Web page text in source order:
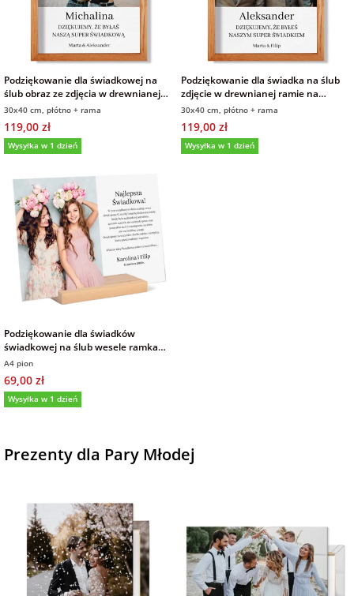
Podziękowanie dla świadkowej na
ślub obraz ze zdjęcia w drewnianej
ramie 30x40 cm
30x40 cm, płótno + rama
119,00 zł
Wysyłka w 1 dzień
Podziękowanie dla świadka na ślub
zdjęcie w drewnianej ramie na
płótnie 30x40 cm
30x40 cm, płótno + rama
119,00 zł
Wysyłka w 1 dzień
Podziękowanie dla świadków
świadkowej na ślub wesele ramka
zdjęcie na szkle akrylowym 21x30 cm
A4 pion
69,00 zł
Wysyłka w 1 dzień
Prezenty dla Pary Młodej